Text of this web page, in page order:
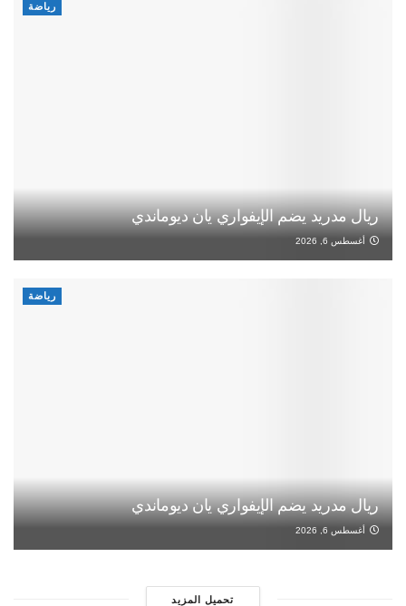
رياضة
ريال مدريد يضم الإيفواري يان ديوماندي
أغسطس 6, 2026
رياضة
ريال مدريد يضم الإيفواري يان ديوماندي
أغسطس 6, 2026
تحميل المزيد